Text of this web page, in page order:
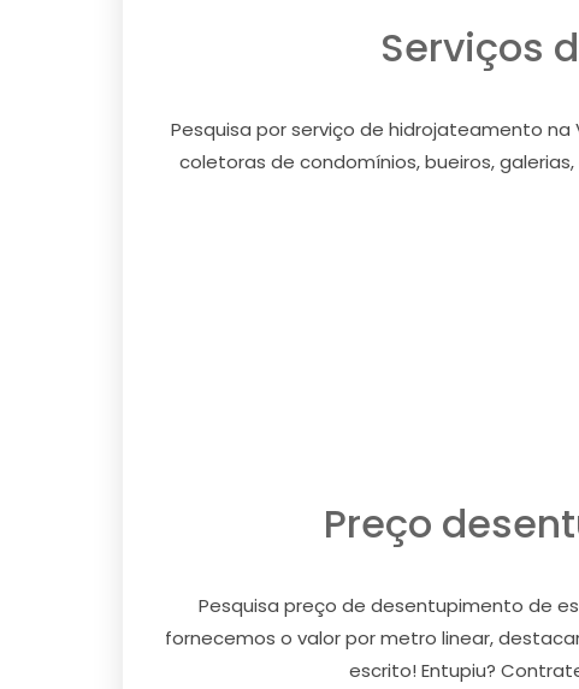
Serviços
Pesquisa por serviço de hidrojateamento
coletoras de condomínios, bueiros,
Preço
Pesquisa preço de desentupimento de
fornecemos o valor por metro linear,
escrito! Entupiu?